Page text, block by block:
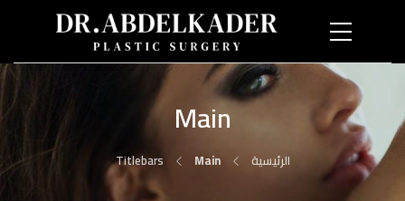
Main
الرئيسية Titlebars Main